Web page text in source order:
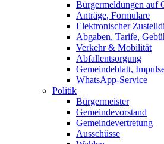
Bürgermeldungen auf
Anträge, Formulare
Elektronischer
Abgaben, Tarife,
Verkehr & Mobilität
Abfallentsorgung
Gemeindeblatt,
WhatsApp-Service
Politik
Bürgermeister
Gemeindevorstand
Gemeindevertretung
Ausschüsse